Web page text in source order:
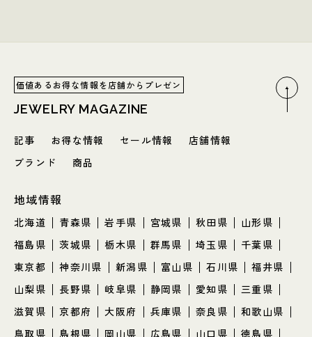
価値あるお得な情報を店舗からプレゼン
JEWELRY MAGAZINE
記事 お得な情報 セール情報
店舗情報
ブランド
商品
地域情報
北海道 青森県 岩手県 宮城県 秋田県
山形県
福島県
茨城県 栃木県 群馬県 埼玉県
千葉県
東京都
神奈川県 新潟県 富山県 石川県
福井県
山梨県
長野県 岐阜県 静岡県 愛知県
三重県
滋賀県
京都府 大阪府 兵庫県 奈良県
和歌山県
鳥取県
島根県 岡山県 広島県 山口県 徳島県